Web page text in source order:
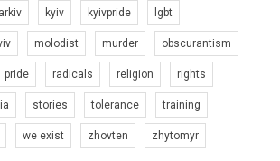
Зупинимо насильство проти ЛГБТ в Україні! Stop violence against LGBT in Ukraine!
промо-ролік на конкурс PACT, який
"Гей-альянс Україна" з протидії
ЛГБТ в Україні.
226 Нравится 5 Комментариев
kyiv kyivpride lgbt
molodist murder obscurantism
pride radicals religion rights
stories tolerance training
we exist zhovten zhytomyr